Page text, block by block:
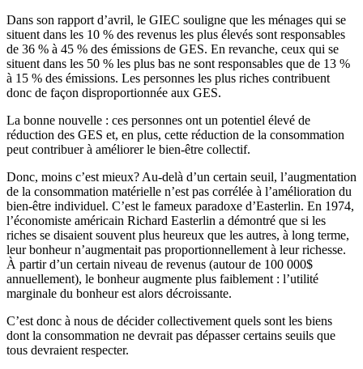
Dans son rapport d’avril, le GIEC souligne que les ménages qui se
situent dans les 10 % des revenus les plus élevés sont responsables
de 36 % à 45 % des émissions de GES. En revanche, ceux qui se
situent dans les 50 % les plus bas ne sont responsables que de 13 %
à 15 % des émissions. Les personnes les plus riches contribuent
donc de façon disproportionnée aux GES.
La bonne nouvelle : ces personnes ont un potentiel élevé de
réduction des GES et, en plus, cette réduction de la consommation
peut contribuer à améliorer le bien-être collectif.
Donc, moins c’est mieux? Au-delà d’un certain seuil, l’augmentation
de la consommation matérielle n’est pas corrélée à l’amélioration du
bien-être individuel. C’est le fameux paradoxe d’Easterlin. En 1974,
l’économiste américain Richard Easterlin a démontré que si les
riches se disaient souvent plus heureux que les autres, à long terme,
leur bonheur n’augmentait pas proportionnellement à leur richesse.
À partir d’un certain niveau de revenus (autour de 100 000$
annuellement), le bonheur augmente plus faiblement : l’utilité
marginale du bonheur est alors décroissante.
C’est donc à nous de décider collectivement quels sont les biens
dont la consommation ne devrait pas dépasser certains seuils que
tous devraient respecter.